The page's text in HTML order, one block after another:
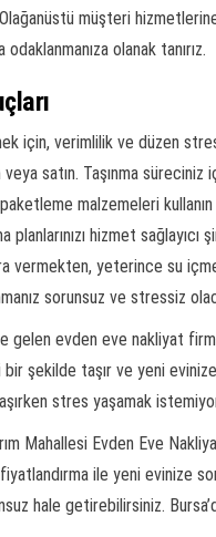
müşteri
olanak tanırız.
için, verimlilik ve düzen
veya satın. Taşınma
malzemeleri
hizmet
vermekten, yeterince su
sorunsuz ve stressiz
gelen evden eve nakliyat
bir şekilde taşır ve yeni
stres yaşamak
Mahallesi Evden Eve
ile yeni evinize
hale getirebilirsiniz.